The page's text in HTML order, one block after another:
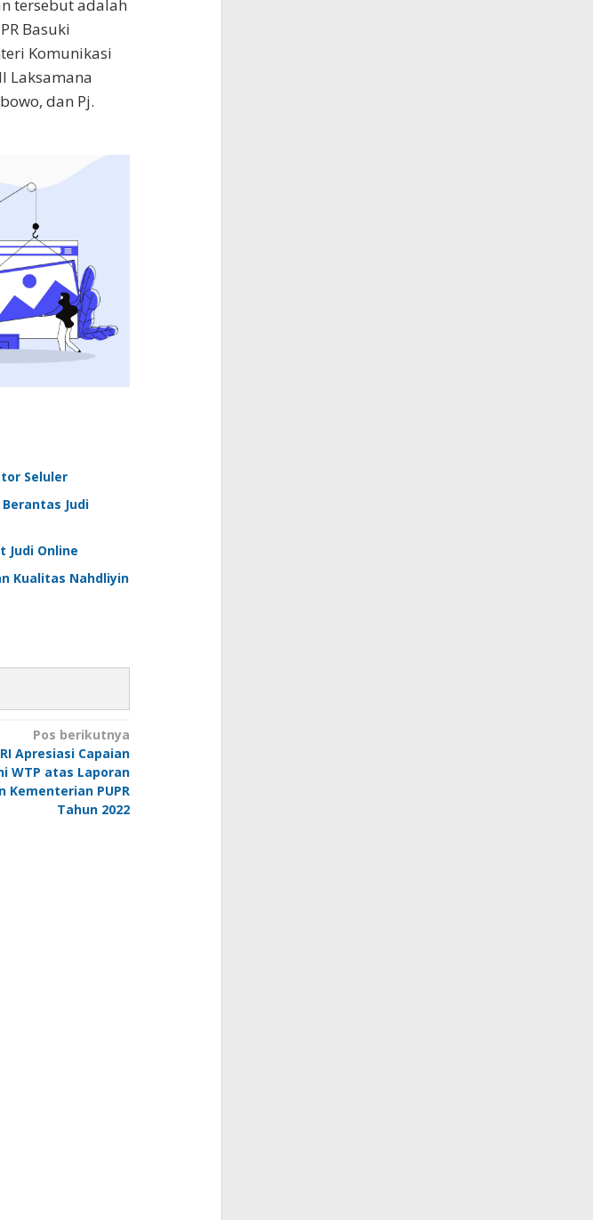
tersebut adalah
Basuki
Komunikasi
Laksamana
dan Pj.
Seluler
Judi
Judi Online
Kualitas Nahdliyin
Pos berikutnya
Apresiasi Capaian
WTP atas Laporan
Kementerian PUPR
Tahun 2022